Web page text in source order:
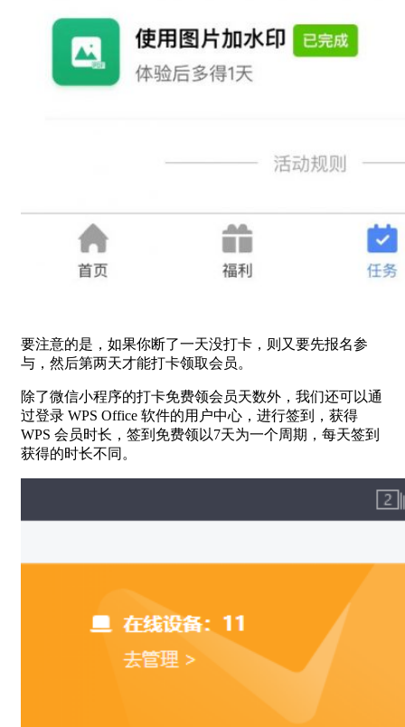
要注意的是，如果你断了一天没打卡，则又要先报名参
与，然后第两天才能打卡领取会员。
除了微信小程序的打卡免费领会员天数外，我们还可以通
过登录 WPS Office 软件的用户中心，进行签到，获得
WPS 会员时长，签到免费领以7天为一个周期，每天签到
获得的时长不同。